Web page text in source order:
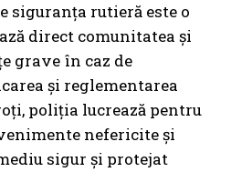
siguranța rutieră este o
direct comunitatea și
grave în caz de
și reglementarea
poliția lucrează pentru
nefericite și
sigur și protejat